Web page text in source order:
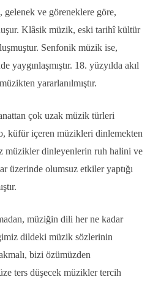
ve göreneklere göre,
Klâsik müzik, eski tarihî kültür
Senfonik müzik ise,
yaygınlaşmıştır. 18. yüzyılda akıl
yararlanılmıştır.
çok uzak müzik türleri
küfür içeren müzikleri dinlemekten
müzikler dinleyenlerin ruh halini ve
üzerinde olumsuz etkiler yaptığı
müziğin dili her ne kadar
dildeki müzik sözlerinin
bizi özümüzden
ters düşecek müzikler tercih